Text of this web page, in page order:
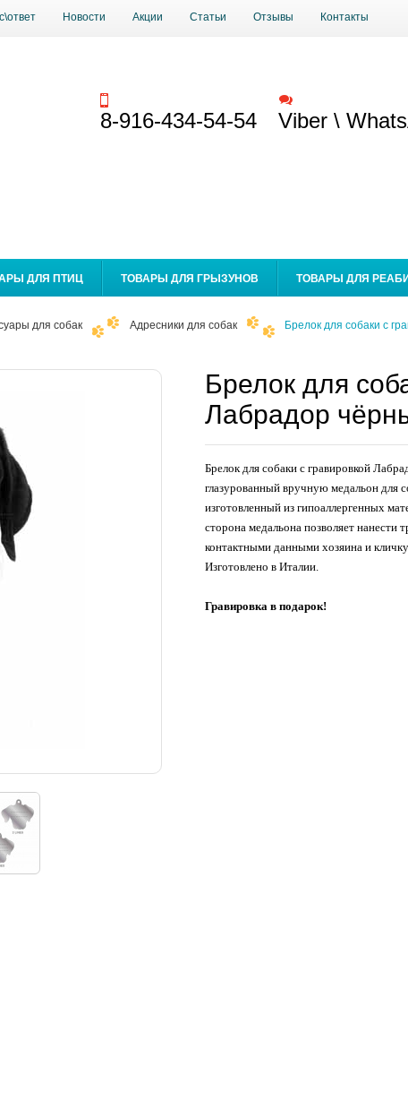
Новости Акции Статьи Отзывы Контакты
8-916-434-54-54 Viber \
ДЛЯ ПТИЦ ТОВАРЫ ДЛЯ ГРЫЗУНОВ ТОВАРЫ ДЛЯ
для собак Адресники для собак Брелок для собаки с
Брелок для
Лабрадор
Брелок для собаки с гравировкой
глазурованный вручную медальон для
изготовленный из гипоаллергенных
сторона медальона позволяет нанести
контактными данными хозяина и
Изготовлено в Италии.
Гравировка в подарок!